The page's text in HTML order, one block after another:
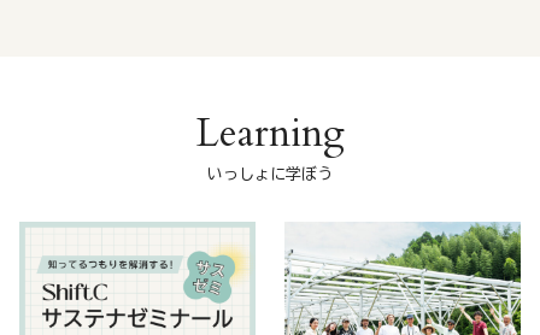
Learning
いっしょに学ぼう